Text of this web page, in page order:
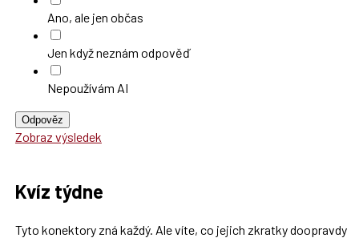
Ano, ale jen občas
Jen když neznám odpověď
Nepoužívám AI
Odpověz
Zobraz výsledek
Kvíz týdne
Tyto konektory zná každý. Ale víte, co jejich zkratky doopravdy